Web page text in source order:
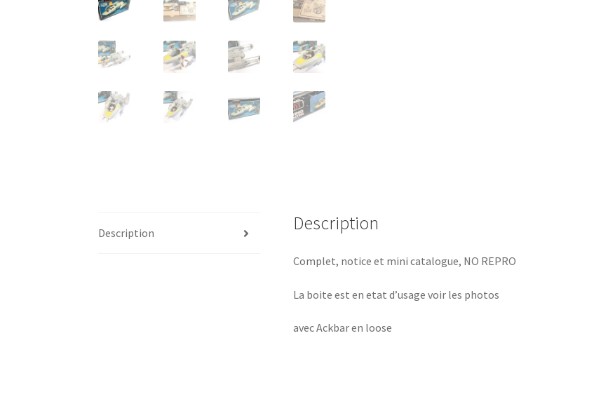
Description Description
Complet, notice et mini catalogue, NO REPRO
La boite est en etat d’usage voir les photos
avec Ackbar en loose